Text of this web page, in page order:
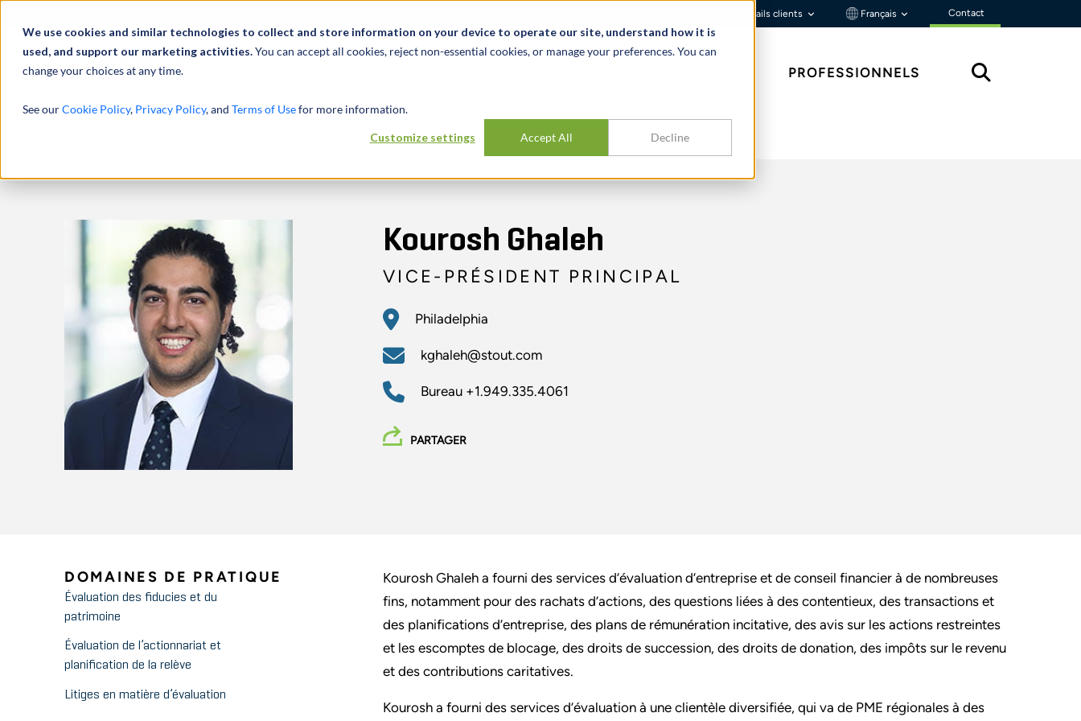
We use cookies and similar technologies to collect and store information on your device to operate our site, understand how it is
used, and support our marketing activities.You can accept all cookies, reject non-essential cookies, or manage your preferences. You can
change your choices at any time.
See ourCookie Policy, Privacy Policy, and Terms of Usefor more information.
Customize settings Accept All Decline
Portails clients Français Contact
PROFESSIONNELS
Kourosh Ghaleh
VICE-PRÉSIDENT PRINCIPAL
Philadelphia
kghaleh@stout.com
Bureau +1.949.335.4061
PARTAGER
Kourosh Ghaleh a fourni des services d’évaluation d’entreprise et de conseil financier à de nombreuses
fins, notamment pour des rachats d’actions, des questions liées à des contentieux, des transactions et
des planifications d’entreprise, des plans de rémunération incitative, des avis sur les actions restreintes
et les escomptes de blocage, des droits de succession, des droits de donation, des impôts sur le revenu
et des contributions caritatives.
Kourosh a fourni des services d’évaluation à une clientèle diversifiée, qui va de PME régionales à des
DOMAINES DE PRATIQUE
Évaluation des fiducies et du
patrimoine
Évaluation de l’actionnariat et
planification de la relève
Litiges en matière d’évaluation